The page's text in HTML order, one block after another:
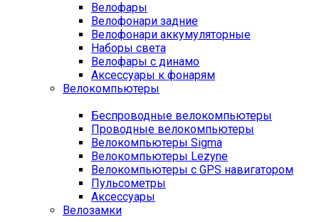
Велофары
Велофонари задние
Велофонари аккумуляторные
Наборы света
Велофары с динамо
Аксессуары к фонарям
Велокомпьютеры
Беспроводные велокомпьютеры
Проводные велокомпьютеры
Велокомпьютеры Sigma
Велокомпьютеры Lezyne
Велокомпьютеры с GPS навигатором
Пульсометры
Аксессуары
Велозамки